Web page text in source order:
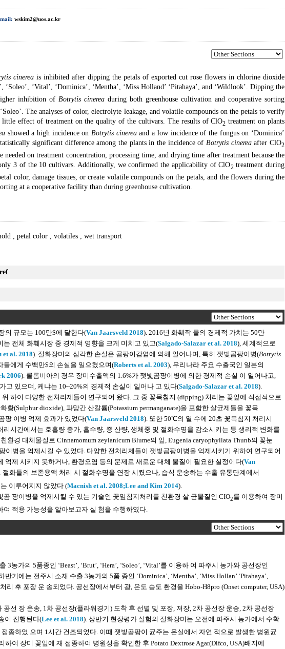
wskim2@uos.ac.kr
cinerea is inhibited after dipping the petals of exported cut rose flowers in chlorine dioxide
‘Soleo’, ‘Vital’, ‘Dominica’, ‘Mentha’, ‘Miss Holland’ ‘Pitahaya’, and ‘Wildlook’. Dipping the
inhibition of Botrytis cinerea during both greenhouse cultivation and cooperative sorting
The analyses of color, electrolyte leakage, and volatile compounds on the petals to verify
effect of treatment on the quality of the cultivars. The results of ClO2 treatment on plants
showed a high incidence onBotrytis cinereaand a low incidence of the fungus on ‘Dominica’
significant difference among the plants in the incidence of Botrytis cinereaafter ClO2
on treatment concentration, processing time, and drying time after treatment because the
3 of the 10 cultivars. Additionally, we confirmed the applicability of ClO2treatment during
color, damage tissues, or create volatile compounds on the petals, and the flowers during the
at a cooperative facility than during greenhouse cultivation.
petal color volatiles wet transport
의 규모는 100만$에 달한다(Van Jaarsveld 2018). 2016년 화훼작 물의 경제적 가치는 50만
전체 화훼시장 중 경제적 영향을 크게 미치고 있고(Salgado-Salazar et al. 2018), 세계적으로
et al. 2018). 절화장미의 심각한 손실은 곰팡이감염에 의해 일어나며, 특히 잿빛곰팡이병(Botrytis
들에게 수백만$의 손실을 일으켰으며(Roberts et al. 2003), 우리나라 주요 수출국인 일본의
2006). 콜롬비아의 경우 장미수출액의 1.6%가 잿빛곰팡이병에 의한 경제적 손실 이 일어나고,
고 있으며, 케냐는 10~20%의 경제적 손실이 일어나 고 있다(Salgado-Salazar et al. 2018).
하여 다양한 전처리제들이 연구되어 왔다. 그 중 꽃목침지 (dipping) 처리는 꽃잎에 직접적으로
(Sulphur dioxide), 과망간 산칼륨(Potassium permanganate)을 포함한 살균제들을 꽃목
팡 이병 억제 효과가 있었다(Van Jaarsveld 2018). 또한 50℃의 열 수에 20초 꽃목침지 처리시
시간에서는 호흡량 증가, 흡수량, 증 산량, 생체중 및 절화수명을 감소시키는 등 생리적 변화를
환경 대체물질로 Cinnamomum zeylanicum Blume의 잎, Eugenia caryophyllata Thunb의 꽃눈
이병을 억제시킬 수 있었다. 다양한 전처리제들이 잿빛곰팡이병을 억제시키기 위하여 연구되어
억제 시키지 못하거나, 환경오염 등의 문제로 새로운 대체 물질이 필요한 실정이다(Van
화들의 보존용액 처리 시 절화수명을 연장 시켰으나, 습식 운송하는 수출 유통단계에서
이루어지지 않았다 (Macnish et al. 2008;Lee and Kim 2014).
팡이병을 억제시킬 수 있는 기술인 꽃잎침지처리를 친환경 살 균물질인 CIO2를 이용하여 장미
적용 가능성을 알아보고자 실 험을 수행하였다.
가의 5품종인 ‘Beast’, ‘Brut’, ‘Hera’, ‘Soleo’, ‘Vital’를 이용하 여 파주시 농가와 공선장인
에는 전주시 소재 수출 3농가의 5품 종인 ‘Dominica’, ‘Mentha’, ‘Miss Hollan’ ‘Pitahaya’,
리 후 포장 운 송되었다. 공선장에서부터 광, 온도 습도 환경을 Hobo-H8pro (Onset computer, USA)
선 장 운송, 1차 공선장(플라워경기) 도착 후 선별 및 포장, 저장, 2차 공선장 운송, 2차 공선장
이 진행된다(Lee et al. 2018). 상반기 현장평가 실험의 절화장미는 오전에 파주시 농가에서 수확
종하였 으며 1시간 건조되었다. 이때 잿빛곰팡이 균주는 온실에서 자연 적으로 발생한 병원균
여 장미 꽃잎에 재 접종하여 병원성을 확인한 후 Potato Dextrose Agar(Difco, USA)배지에